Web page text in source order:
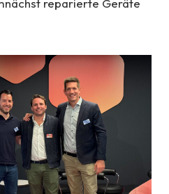
reparierte Geräte